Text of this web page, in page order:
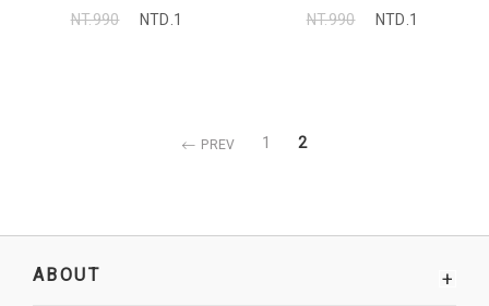
NT.990
NTD.1
NT.990
NTD.1
PREV 1 2
ABOUT +